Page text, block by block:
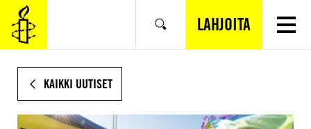
SIIRRY
VARSINAISEEN
SISÄLTÖÖN
Hae LAHJOITA
KAIKKI UUTISET